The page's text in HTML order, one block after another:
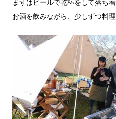
まずはビールで乾杯をして落ち着
お酒を飲みながら、少しずつ料理